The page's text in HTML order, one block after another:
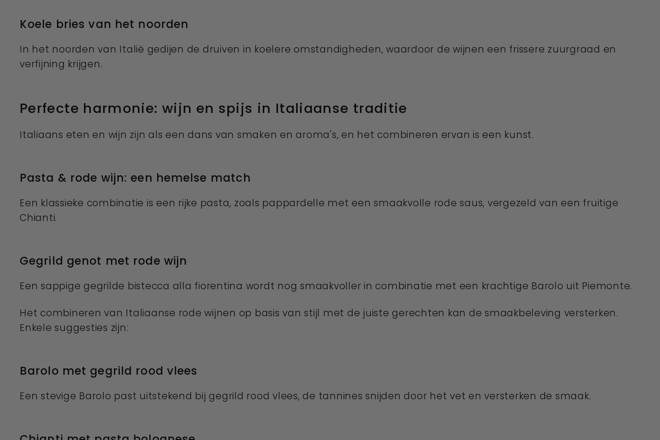
Koele bries van het noorden
In het noorden van Italië gedijen de druiven in koelere omstandigheden, waardoor de wijnen een frissere zuurgraad en
verfijning krijgen.
Perfecte harmonie: wijn en spijs in Italiaanse traditie
Italiaans eten en wijn zijn als een dans van smaken en aroma's, en het combineren ervan is een kunst.
Pasta & rode wijn: een hemelse match
Een klassieke combinatie is een rijke pasta, zoals pappardelle met een smaakvolle rode saus, vergezeld van een fruitige
Chianti.
Gegrild genot met rode wijn
Een sappige gegrilde bistecca alla fiorentina wordt nog smaakvoller in combinatie met een krachtige Barolo uit Piemonte.
Het combineren van Italiaanse rode wijnen op basis van stijl met de juiste gerechten kan de smaakbeleving versterken.
Enkele suggesties zijn:
Barolo met gegrild rood vlees
Een stevige Barolo past uitstekend bij gegrild rood vlees, de tannines snijden door het vet en versterken de smaak.